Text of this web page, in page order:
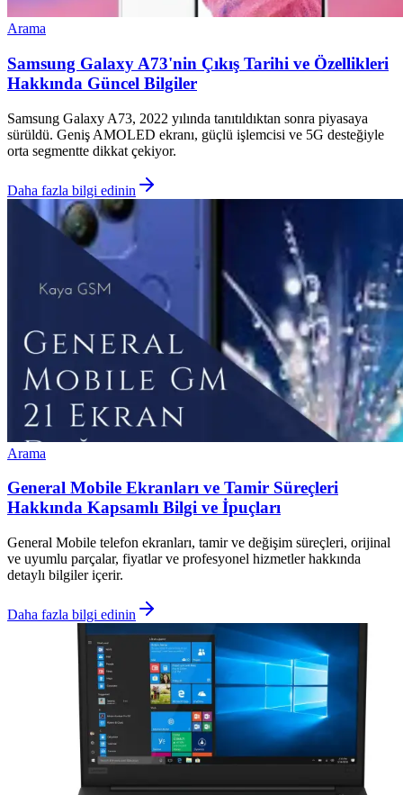
Arama
Samsung Galaxy A73'nin Çıkış Tarihi ve Özellikleri
Hakkında Güncel Bilgiler
Samsung Galaxy A73, 2022 yılında tanıtıldıktan sonra piyasaya
sürüldü. Geniş AMOLED ekranı, güçlü işlemcisi ve 5G desteğiyle
orta segmentte dikkat çekiyor.
Daha fazla bilgi edinin
Arama
General Mobile Ekranları ve Tamir Süreçleri
Hakkında Kapsamlı Bilgi ve İpuçları
General Mobile telefon ekranları, tamir ve değişim süreçleri, orijinal
ve uyumlu parçalar, fiyatlar ve profesyonel hizmetler hakkında
detaylı bilgiler içerir.
Daha fazla bilgi edinin